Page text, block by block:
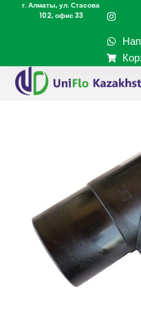
Перейтиг. Алматы, ул. Стасова
102, офис 33